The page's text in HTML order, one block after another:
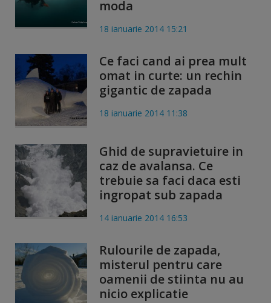
moda
18 ianuarie 2014 15:21
Ce faci cand ai prea mult
omat in curte: un rechin
gigantic de zapada
18 ianuarie 2014 11:38
Ghid de supravietuire in
caz de avalansa. Ce
trebuie sa faci daca esti
ingropat sub zapada
14 ianuarie 2014 16:53
Rulourile de zapada,
misterul pentru care
oamenii de stiinta nu au
nicio explicatie